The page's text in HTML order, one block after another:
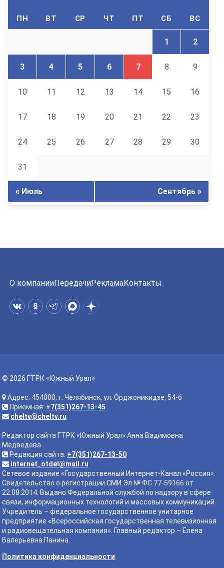
ПН ВТ СР ЧТ ПТ СБ ВС
1 2
3 4 5 6 7 8 9
10 11 12 13 14 15 16
17 18 19 20 21 22 23
24 25 26 27 28 29 30
31
« Июль Сентябрь »
О компанииПередачиРекламаКонтакты
© 2026 ГТРК «Южный Урал»
Адрес: 454000, г. Челябинск, ул. Орджоникидзе, 54-б
Приемная: +7(351)267-13-45
cheltv@cheltv.ru
Редактор сайта ГТРК «Южный Урал» Анна Вадимовна
Медведева
Редакция сайта: +7(351)267-13-50
internet_otdel@mail.ru
Сетевое издание «Государственный Интернет-Канал «Россия».
Свидетельство о регистрации СМИ Эл № ФС 77-59166 от
22.08.2014. Выдано Федеральной службой по надзору в сфере
связи, информационных технологий и массовых коммуникаций.
Учредитель – федеральное государственное унитарное
предприятие «Всероссийская государственная телевизионная
и радиовещательная компания». Главный редактор – Елена
Валерьевна Панина.
Политика конфиденциальности